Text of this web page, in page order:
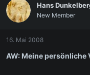
Hans
New Member
16. Mai 2008
AW: Meine